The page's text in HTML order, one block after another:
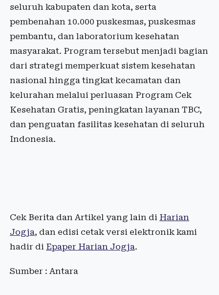
seluruh kabupaten dan kota, serta
pembenahan 10.000 puskesmas, puskesmas
pembantu, dan laboratorium kesehatan
masyarakat. Program tersebut menjadi bagian
dari strategi memperkuat sistem kesehatan
nasional hingga tingkat kecamatan dan
kelurahan melalui perluasan Program Cek
Kesehatan Gratis, peningkatan layanan TBC,
dan penguatan fasilitas kesehatan di seluruh
Indonesia.
Cek Berita dan Artikel yang lain di Harian
Jogja, dan edisi cetak versi elektronik kami
hadir di Epaper Harian Jogja.
Sumber : Antara